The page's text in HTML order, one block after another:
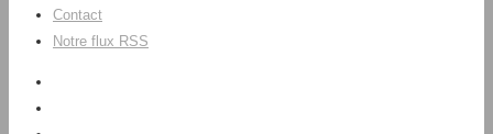
Contact
Notre flux RSS